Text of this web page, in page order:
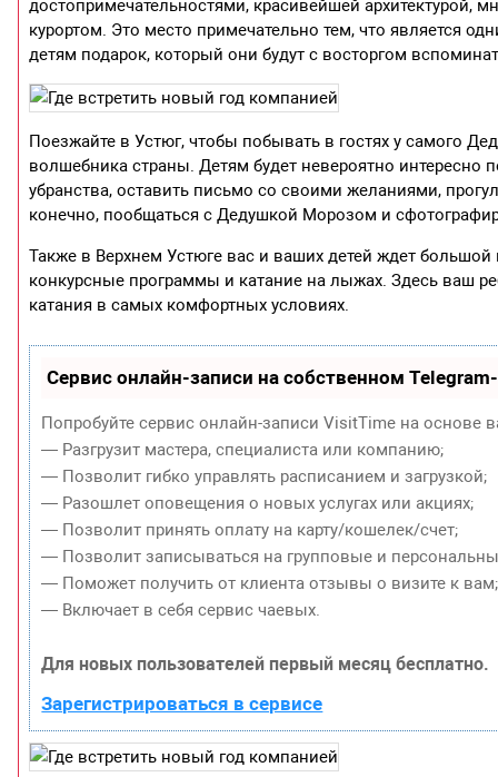
достопримечательностями, красивейшей
курортом. Это место примечательно тем, что является
детям подарок, который они будут с восторгом
Поезжайте в Устюг, чтобы побывать в гостях у самого
волшебника страны. Детям будет невероятно
убранства, оставить письмо со своими желаниями,
конечно, пообщаться с Дедушкой Морозом и
Также в Верхнем Устюге вас и ваших детей ждет
конкурсные программы и катание на лыжах. Здесь ваш
катания в самых комфортных условиях.
Сервис онлайн-записи на собственном
Попробуйте сервис онлайн-записи VisitTime на основе
— Разгрузит мастера, специалиста или компанию;
— Позволит гибко управлять расписанием и загрузкой;
— Разошлет оповещения о новых услугах или акциях;
— Позволит принять оплату на карту/кошелек/счет;
— Позволит записываться на групповые и
— Поможет получить от клиента отзывы о визите к вам;
— Включает в себя сервис чаевых.
Для новых пользователей первый месяц бесплатно.
Зарегистрироваться в сервисе